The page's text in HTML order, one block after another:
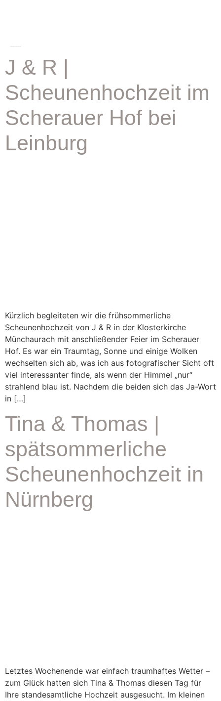
J & R |
Scheunenhochzeit im
Scherauer Hof bei
Leinburg
Kürzlich begleiteten wir die frühsommerliche
Scheunenhochzeit von J & R in der Klosterkirche
Münchaurach mit anschließender Feier im Scherauer
Hof. Es war ein Traumtag, Sonne und einige Wolken
wechselten sich ab, was ich aus fotografischer Sicht oft
viel interessanter finde, als wenn der Himmel „nur“
strahlend blau ist. Nachdem die beiden sich das Ja-Wort
in […]
Tina & Thomas |
spätsommerliche
Scheunenhochzeit in
Nürnberg
Letztes Wochenende war einfach traumhaftes Wetter –
zum Glück hatten sich Tina & Thomas diesen Tag für
Ihre standesamtliche Hochzeit ausgesucht. Im kleinen